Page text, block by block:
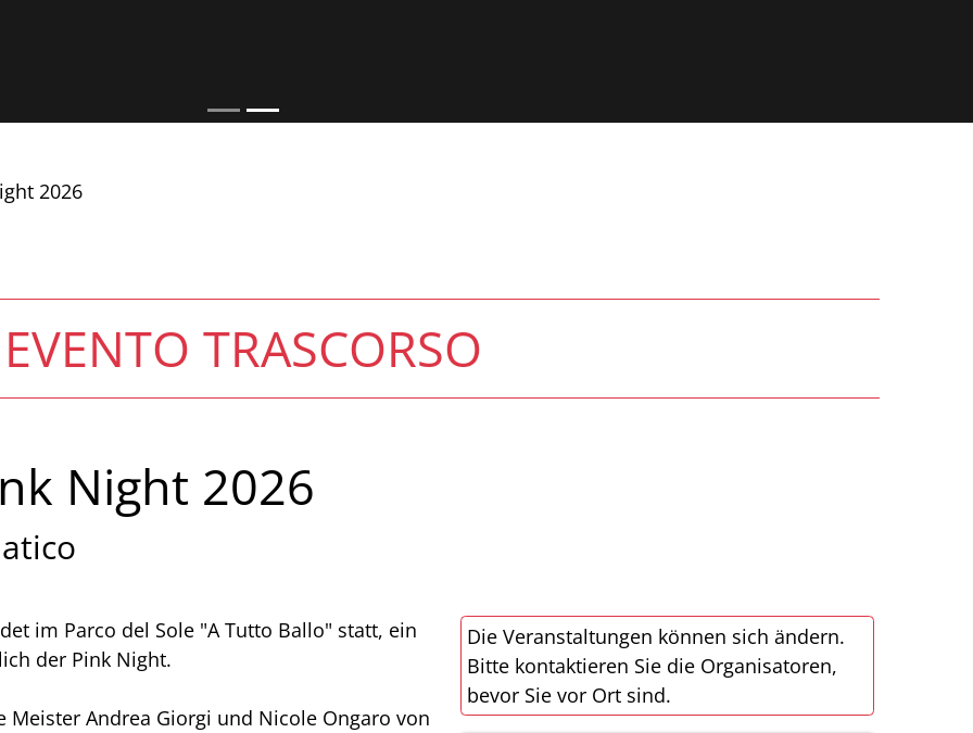
2026
EVENTO TRASCORSO
Night 2026
im Parco del Sole "A Tutto Ballo" statt, ein
der Pink Night.
Andrea Giorgi und Nicole Ongaro von
Die Veranstaltungen können sich ändern.
Bitte kontaktieren Sie die Organisatoren,
bevor Sie vor Ort sind.